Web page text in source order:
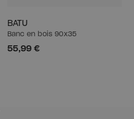
BATU
Banc en bois 90x35
55,99 €